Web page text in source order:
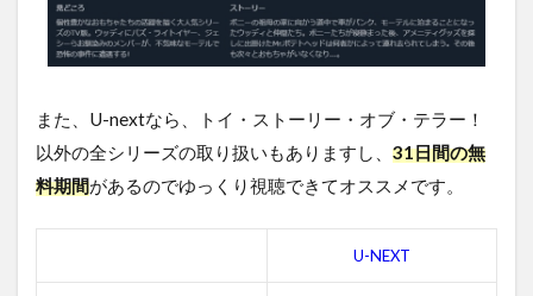
タッ
フ
イ・
スト
ー・
ー！
また、U-nextなら、トイ・ストーリー・オブ・テラー！
以外の全シリーズの取り扱いもありますし、 31日間の無
料期間があるのでゆっくり視聴できてオススメです。
U-NEXT